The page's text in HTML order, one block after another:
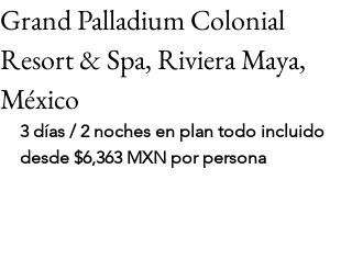
Grand Palladium Colonial
Resort & Spa, Riviera Maya,
México
3 días / 2 noches en plan todo incluido
desde $6,363 MXN por persona